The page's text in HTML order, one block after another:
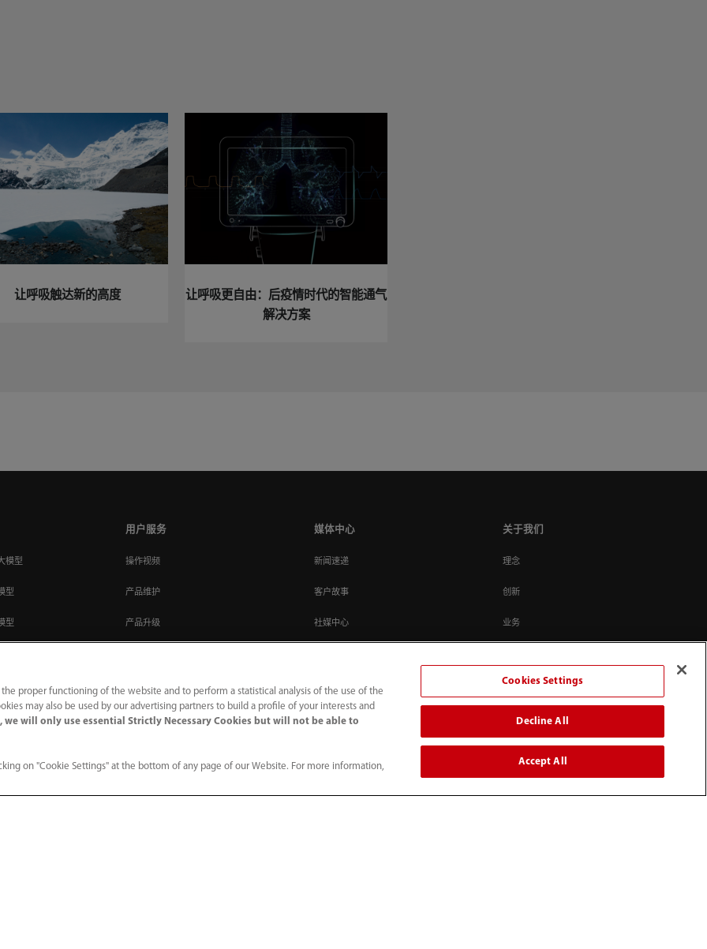
让呼吸触达新的高度
让呼吸更自由：后疫情时代的智能通气
解决方案
模型
型
型
大模型
用户服务
操作视频
产品维护
产品升级
媒体中心
新闻速递
客户故事
社媒中心
社会招聘
校园招聘
关于我们
理念
创新
业务
文化
ESG
投资者关系
联系我们
proper functioning of the website and to perform a statistical analysis of the use of the
may also be used by our advertising partners to build a profile of your interests and
will only use essential Strictly Necessary Cookies but will not be able to
on "Cookie Settings" at the bottom of any page of our Website. For more information,
Cookies Settings
Decline All
Accept All